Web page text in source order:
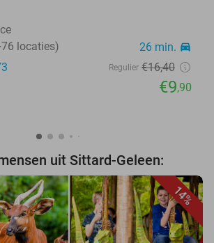
locaties)
26 min. directions_car
Regulier €16,40
€9,90
uit Sittard-Geleen:
14%